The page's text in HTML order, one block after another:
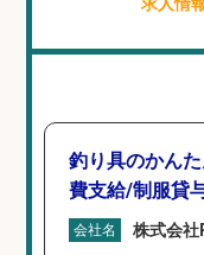
釣り具のかん
費支給/制服貸
会社名 株式会